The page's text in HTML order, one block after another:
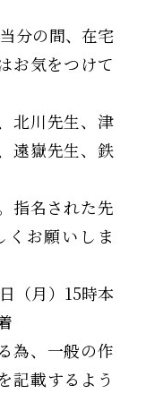
分の間、在宅
お気をつけて
北川先生、津
遠嶽先生、鉄
指名された先
お願いしま
（月）15時本
為、一般の作
記載するよう